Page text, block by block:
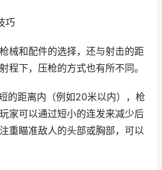
巧
械和配件的选择，还与射击的距
程下，压枪的方式也有所不同。
的距离内（例如20米以内），枪
家可以通过短小的连发来减少后
重瞄准敌人的头部或胸部，可以